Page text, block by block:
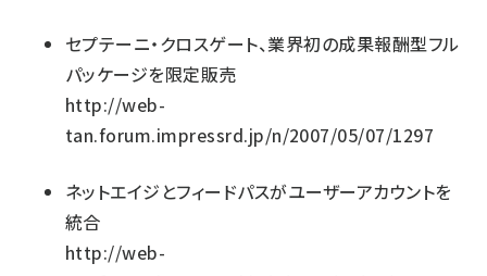
セプテーニ・クロスゲート、業界初の成果報酬型フル
パッケージを限定販売
http://web-
tan.forum.impressrd.jp/n/2007/05/07/1297
ネットエイジとフィードパスがユーザーアカウントを
統合
http://web-